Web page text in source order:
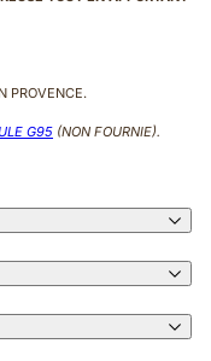
PROVENCE.
G95 (NON FOURNIE).